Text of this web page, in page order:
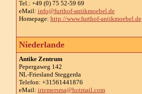
Tel.: +49 (0) 75 52-59 69
eMail: info@furthof-antikmoebel.de
Homepage: http://www.furthof-antikmoebel.de
Niederlande
Antike Zentrum
Pepergaweg 142
NL-Friesland Steggerda
Telefon: +31561441876
eMail: iriemersma@hotmail.com